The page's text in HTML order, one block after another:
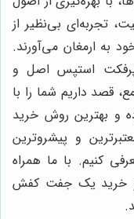
تجربه‌ای بی‌نظیر از
به ارمغان می‌آورند.
استپس اصل و
قصد داریم شما را با
و بهترین روش خرید
و پیشروترین
کنیم. با ما همراه
و خرید یک جفت کفش